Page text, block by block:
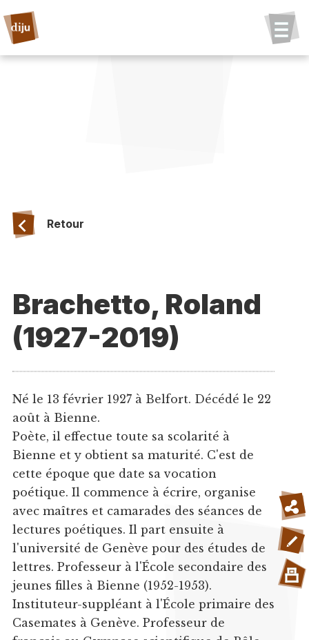
Retour
Brachetto, Roland
(1927-2019)
Né le 13 février 1927 à Belfort. Décédé le 22
août à Bienne.
Poète, il effectue toute sa scolarité à
Bienne et y obtient sa maturité. C'est de
cette époque que date sa vocation
poétique. Il commence à écrire, organise
avec maîtres et camarades des séances de
lectures poétiques. Il part ensuite à
l'université de Genève pour des études de
lettres. Professeur à l'École secondaire des
jeunes filles à Bienne (1952-1953).
Instituteur-suppléant à l'École primaire des
Casemates à Genève. Professeur de